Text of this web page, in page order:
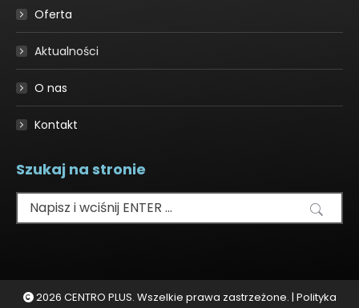
window
Oferta
Aktualności
O nas
Kontakt
Szukaj na stronie
Szukaj:
2026 CENTRO PLUS. Wszelkie prawa zastrzeżone. | Polityka